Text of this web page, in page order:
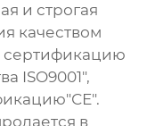
и строгая
качеством
сертификацию
ISO9001",
в